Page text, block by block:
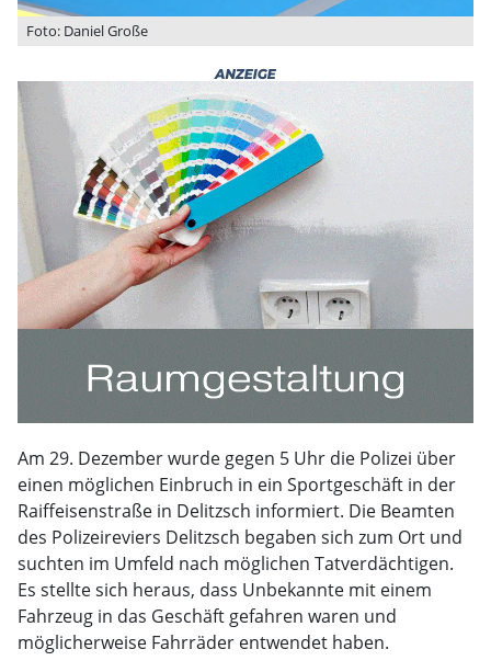
Foto: Daniel Große
Am 29. Dezember wurde gegen 5 Uhr die Polizei über
einen möglichen Einbruch in ein Sportgeschäft in der
Raiffeisenstraße in Delitzsch informiert. Die Beamten
des Polizeireviers Delitzsch begaben sich zum Ort und
suchten im Umfeld nach möglichen Tatverdächtigen.
Es stellte sich heraus, dass Unbekannte mit einem
Fahrzeug in das Geschäft gefahren waren und
möglicherweise Fahrräder entwendet haben.